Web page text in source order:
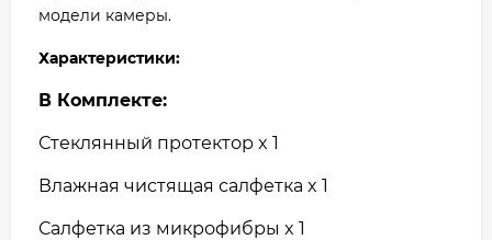
модели камеры.
Характеристики:
В Комплекте:
Стеклянный протектор x 1
Влажная чистящая салфетка x 1
Салфетка из микрофибры x 1